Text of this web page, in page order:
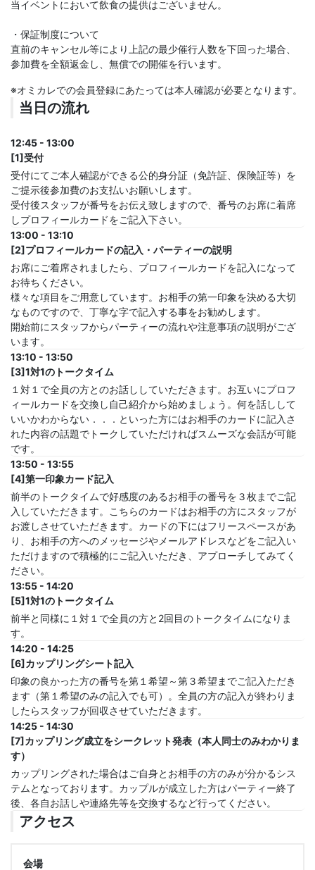
当イベントにおいて飲食の提供はございません。
・保証制度について
直前のキャンセル等により上記の最少催行人数を下回った場合、
参加費を全額返金し、無償での開催を行います。
※オミカレでの会員登録にあたっては本人確認が必要となります。
当日の流れ
12:45 - 13:00
[1]受付
受付にてご本人確認ができる公的身分証（免許証、保険証等）を
ご提示後参加費のお支払いお願いします。
受付後スタッフが番号をお伝え致しますので、番号のお席に着席
しプロフィールカードをご記入下さい。
13:00 - 13:10
[2]プロフィールカードの記入・パーティーの説明
お席にご着席されましたら、プロフィールカードを記入になって
お待ちください。
様々な項目をご用意しています。お相手の第一印象を決める大切
なものですので、丁寧な字で記入する事をお勧めします。
開始前にスタッフからパーティーの流れや注意事項の説明がござ
います。
13:10 - 13:50
[3]1対1のトークタイム
１対１で全員の方とのお話ししていただきます。お互いにプロフ
ィールカードを交換し自己紹介から始めましょう。何を話しして
いいかわからない．．．といった方にはお相手のカードに記入さ
れた内容の話題でトークしていただければスムーズな会話が可能
です。
13:50 - 13:55
[4]第一印象カード記入
前半のトークタイムで好感度のあるお相手の番号を３枚までご記
入していただきます。こちらのカードはお相手の方にスタッフが
お渡しさせていただきます。カードの下にはフリースペースがあ
り、お相手の方へのメッセージやメールアドレスなどをご記入い
ただけますので積極的にご記入いただき、アプローチしてみてく
ださい。
13:55 - 14:20
[5]1対1のトークタイム
前半と同様に１対１で全員の方と2回目のトークタイムになりま
す。
14:20 - 14:25
[6]カップリングシート記入
印象の良かった方の番号を第１希望～第３希望までご記入ただき
ます（第１希望のみの記入でも可）。全員の方の記入が終わりま
したらスタッフが回収させていただきます。
14:25 - 14:30
[7]カップリング成立をシークレット発表（本人同士のみわかりま
す）
カップリングされた場合はご自身とお相手の方のみが分かるシス
テムとなっております。カップルが成立した方はパーティー終了
後、各自お話しや連絡先等を交換するなど行ってください。
アクセス
会場